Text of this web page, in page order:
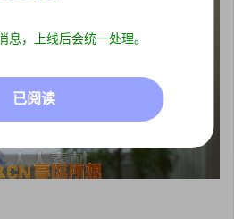
息，上线后会统一处理。
已阅读